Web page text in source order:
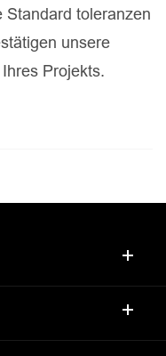
Standard toleranzen
unsere
Projekts.